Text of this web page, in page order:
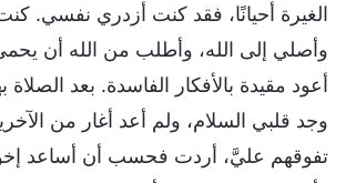
الغيرة أحيانًا، فقد كنت أزدري نفسي.
وأصلي إلى الله، وأطلب من الله أن
أعود مقيدة بالأفكار الفاسدة. بعد الصلاة
وجد قلبي السلام، ولم أعد أغار من
تفوقهم عليَّ، أردت فحسب أن أساعد